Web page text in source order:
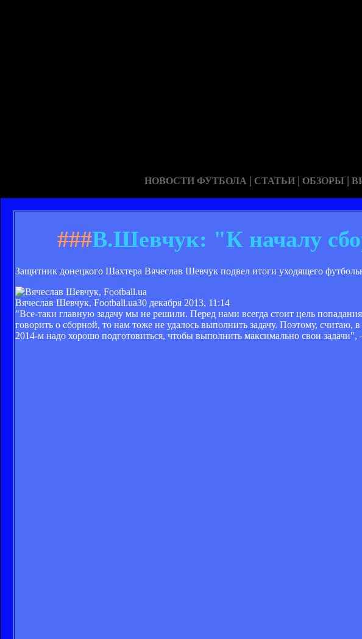
НОВОСТИ ФУТБОЛА | СТАТЬИ | ОБЗОРЫ |
###В.Шевчук: "К началу
Защитник донецкого Шахтера Вячеслав Шевчук подвел итоги уходящего
Вячеслав Шевчук, Football.ua30 декабря 2013, 11:14
"Все-таки главную задачу мы не решили. Перед нами всегда стоит цель
говорить о сборной, то нам тоже не удалось выполнить задачу. Поэтому,
2014-м надо хорошо подготовиться, чтобы выполнить максимально свои